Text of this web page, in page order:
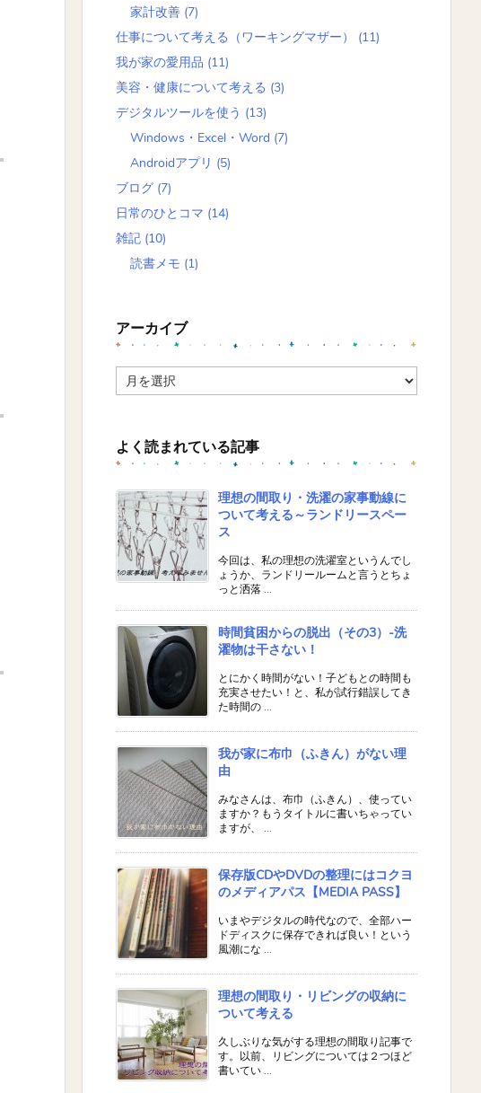
家計改善 (7)
仕事について考える（ワーキングマザー） (11)
我が家の愛用品 (11)
美容・健康について考える (3)
デジタルツールを使う (13)
Windows・Excel・Word (7)
Androidアプリ (5)
ブログ (7)
日常のひとコマ (14)
雑記 (10)
読書メモ (1)
アーカイブ
ー
ブ
よく読まれている記事
理想の間取り・洗濯の家事動線に
ついて考える～ランドリースペー
ス
今回は、私の理想の洗濯室というんでし
ょうか、ランドリールームと言うとちょ
っと洒落 ...
時間貧困からの脱出（その3）-洗
濯物は干さない！
とにかく時間がない！子どもとの時間も
充実させたい！と、私が試行錯誤してき
た時間の ...
我が家に布巾（ふきん）がない理
由
みなさんは、布巾（ふきん）、使ってい
ますか？もうタイトルに書いちゃってい
ますが、 ...
保存版CDやDVDの整理にはコクヨ
のメディアパス【MEDIA PASS】
いまやデジタルの時代なので、全部ハー
ドディスクに保存できれば良い！という
風潮にな ...
理想の間取り・リビングの収納に
ついて考える
久しぶりな気がする理想の間取り記事で
す。以前、リビングについては２つほど
書いてい ...